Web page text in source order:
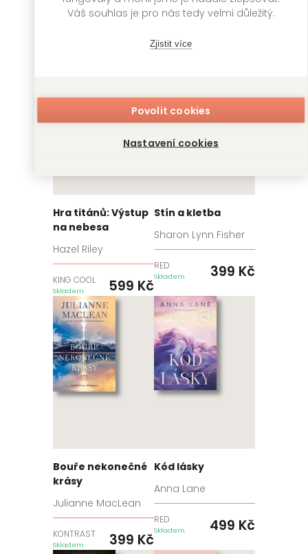
Váš souhlas je pro nás tedy velmi důležitý.
Zjistit více
Povolit cookies
Nastavení cookies
Skladem 399Kč
Hra titánů: Výstup
na nebesa
Hazel Riley
KING COOL
Skladem 599 Kč
Stín a kletba
Sharon Lynn Fisher
RED
Skladem 399 Kč
Bouře nekonečné
krásy
Julianne MacLean
KONTRAST
Skladem 399 Kč
Kód lásky
Anna Lane
RED
Skladem 499 Kč